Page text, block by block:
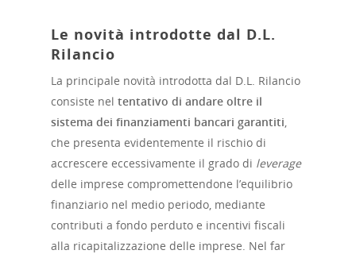
Le novità introdotte dal D.L.
Rilancio
La principale novità introdotta dal D.L. Rilancio
consiste nel tentativo di andare oltre il
sistema dei finanziamenti bancari garantiti,
che presenta evidentemente il rischio di
accrescere eccessivamente il grado di leverage
delle imprese compromettendone l’equilibrio
finanziario nel medio periodo, mediante
contributi a fondo perduto e incentivi fiscali
alla ricapitalizzazione delle imprese. Nel far